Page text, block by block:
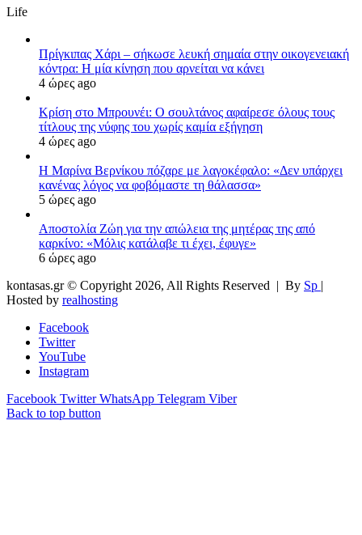
Life
Πρίγκιπας Χάρι – σήκωσε λευκή σημαία στην οικογενειακή
κόντρα: Η μία κίνηση που αρνείται να κάνει
4 ώρες ago
Κρίση στο Μπρουνέι: Ο σουλτάνος αφαίρεσε όλους τους
τίτλους της νύφης του χωρίς καμία εξήγηση
4 ώρες ago
Η Μαρίνα Βερνίκου πόζαρε με λαγοκέφαλο: «Δεν υπάρχει
κανένας λόγος να φοβόμαστε τη θάλασσα»
5 ώρες ago
Αποστολία Ζώη για την απώλεια της μητέρας της από
καρκίνο: «Μόλις κατάλαβε τι έχει, έφυγε»
6 ώρες ago
kontasas.gr © Copyright 2026, All Rights Reserved | By Sp |
Hosted by realhosting
Facebook
Twitter
YouTube
Instagram
Facebook Twitter WhatsApp Telegram Viber
Back to top button